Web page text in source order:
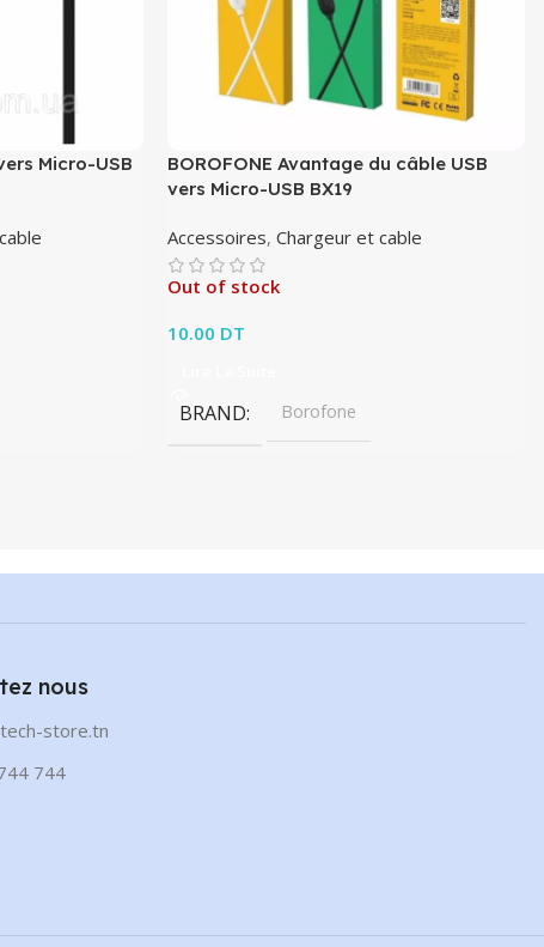
Micro-USB
BOROFONE Avantage du câble USB
vers Micro-USB BX19
Accessoires,Chargeur et cable
Out of stock
10.00 DT
BRAND Borofone
nous
store.tn
744